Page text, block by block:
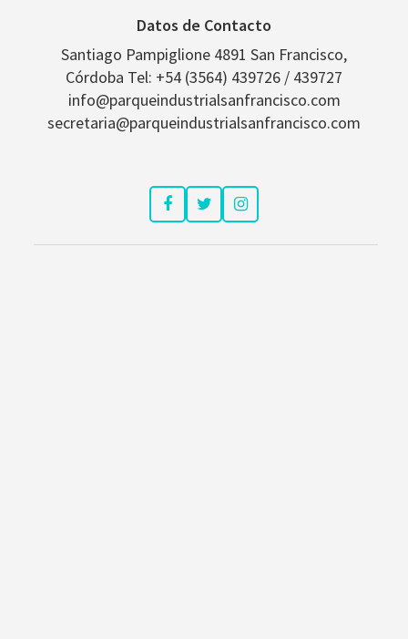
Datos de Contacto
Santiago Pampiglione 4891 San Francisco,
Córdoba Tel: +54 (3564) 439726 / 439727
info@parqueindustrialsanfrancisco.com
secretaria@parqueindustrialsanfrancisco.com